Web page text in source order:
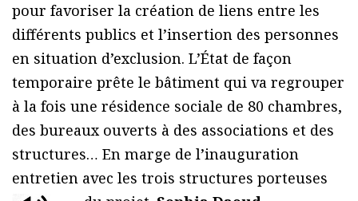
pour favoriser la création de liens entre les
différents publics et l’insertion des personnes
en situation d’exclusion. L’État de façon
temporaire prête le bâtiment qui va regrouper
à la fois une résidence sociale de 80 chambres,
des bureaux ouverts à des associations et des
structures… En marge de l’inauguration
entretien avec les trois structures porteuses